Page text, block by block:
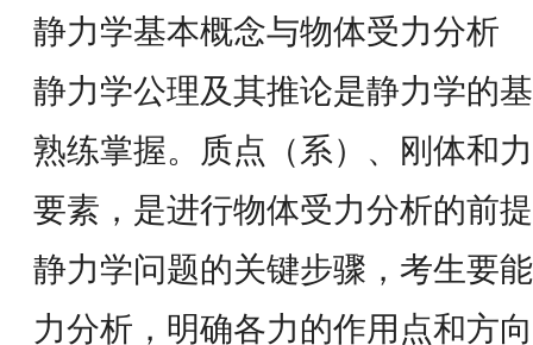
静力学基本概念与物体受力分析
静力学公理及其推论是静力学的
熟练掌握。质点（系）、刚体和
要素，是进行物体受力分析的前
静力学问题的关键步骤，考生要
力分析，明确各力的作用点和方